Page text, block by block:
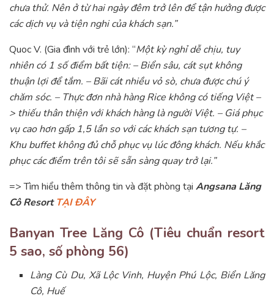
chưa thử. Nên ở từ hai ngày đêm trở lên để tận hưởng được
các dịch vụ và tiện nghi của khách sạn.”
Quoc V. (Gia đình với trẻ lớn): “Một kỳ nghỉ dễ chịu, tuy
nhiên có 1 số điểm bất tiện: – Biển sâu, cát sụt không
thuận lợi để tắm. – Bãi cát nhiều vỏ sò, chưa được chú ý
chăm sóc. – Thực đơn nhà hàng Rice không có tiếng Việt –
> thiếu thân thiện với khách hàng là người Việt. – Giá phục
vụ cao hơn gấp 1,5 lần so với các khách sạn tương tự. –
Khu buffet không đủ chỗ phục vụ lúc đông khách. Nếu khắc
phục các điểm trên tôi sẽ sẵn sàng quay trở lại.”
=> Tìm hiểu thêm thông tin và đặt phòng tại Angsana Lăng
Cô ResortTẠI ĐÂY
Banyan Tree Lăng Cô (Tiêu chuẩn resort
5 sao, số phòng 56)
Làng Cù Du, Xã Lộc Vinh, Huyện Phú Lộc, Biển Lăng
Cô, Huế